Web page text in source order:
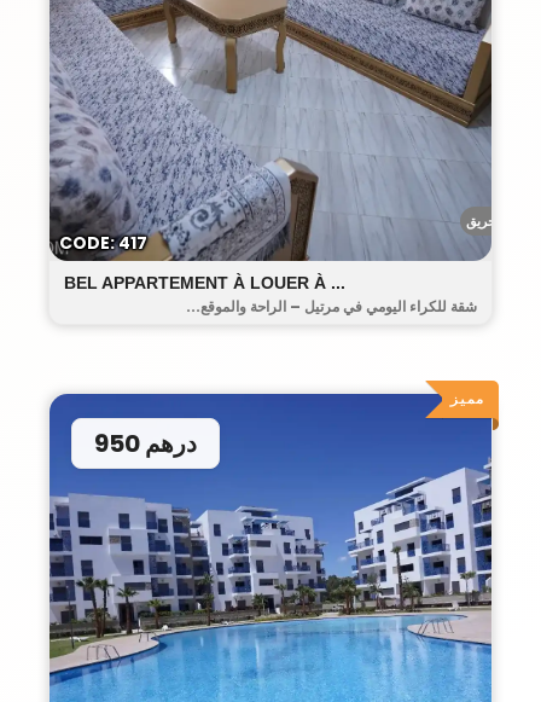
أحريق
BEL APPARTEMENT À LOUER À ...
شقة للكراء اليومي في مرتيل – الراحة والموقع...
CODE: 417
مميز
950 درهم